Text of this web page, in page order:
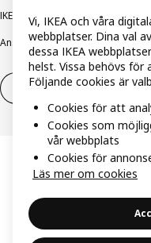
IKEA Family integritetspolicy
Ansvarsfullt avslöjandepolicyE-
Utöva ångerrätt
Vi, IKEA och våra
webbplatser. Dina val
dessa IKEA
helst. Vissa behövs för
Följande cookies är
Cookies för att
Cookies som
vår webbplats
Cookies för
Läs mer om cookies